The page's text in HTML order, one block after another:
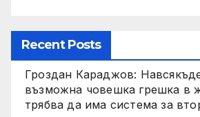
Recent Posts
Гроздан Караджов:
възможна човешка грешка в
трябва да има система за